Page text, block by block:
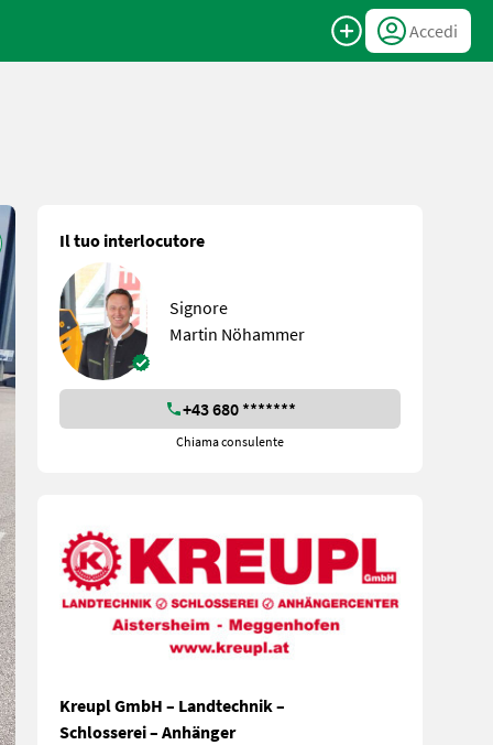
Accedi
Il tuo interlocutore
Signore
Martin Nöhammer
+43 680 *******
Chiama consulente
Kreupl GmbH – Landtechnik –
Schlosserei – Anhänger